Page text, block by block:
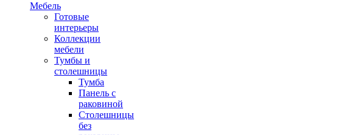
Мебель
Готовые
интерьеры
Коллекции
мебели
Тумбы и
столешницы
Тумба
Панель с
раковиной
Столешницы
без